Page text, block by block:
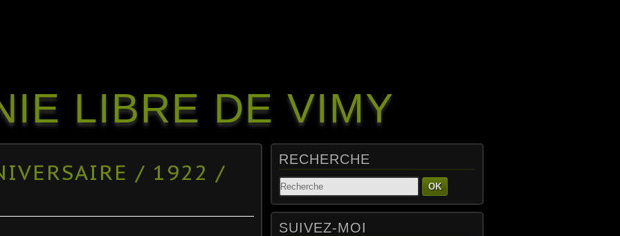
LIBRE DE VIMY
/ 1922 / RECHERCHE
OK
SUIVEZ-MOI